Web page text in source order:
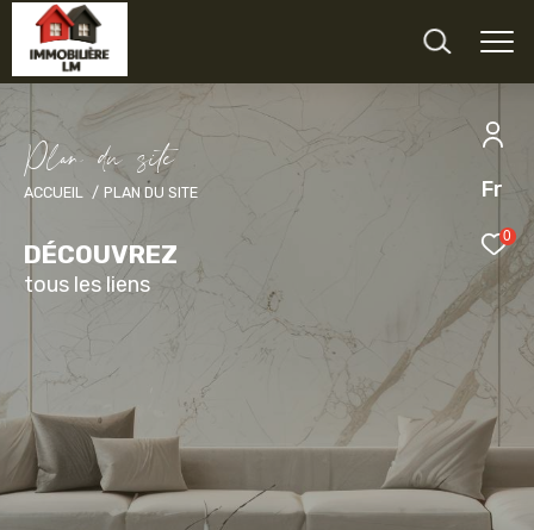
Fr
0
Pla du sie
ACCUEIL PLAN DU SITE
DÉCOUVREZ
tous les liens